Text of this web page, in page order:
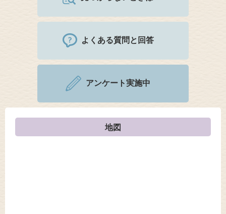
よくある質問と回答
アンケート実施中
地図